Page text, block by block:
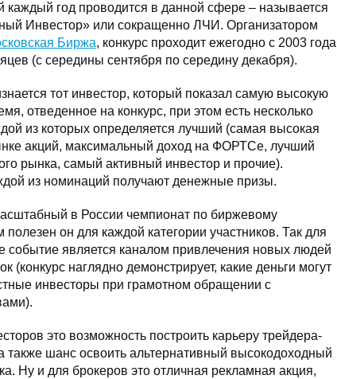
каждый год проводится в данной сфере – называется
Инвестор» или сокращенно ЛЧИ. Организатором
Биржа, конкурс проходит ежегодно с 2003 года
(с середины сентября по середину декабря).
тот инвестор, который показал самую высокую
отведенное на конкурс, при этом есть несколько
из которых определяется лучший (самая высокая
акций, максимальный доход на ФОРТСе, лучший
рынка, самый активный инвестор и прочие).
из номинаций получают денежные призы.
в России чемпионат по биржевому
полезен он для каждой категории участников. Так для
событие является каналом привлечения новых людей
(конкурс наглядно демонстрирует, какие деньги могут
инвесторы при грамотном обращении с
это возможность построить карьеру трейдера-
также шанс освоить альтернативный высокодоходный
Ну и для брокеров это отличная рекламная акция,